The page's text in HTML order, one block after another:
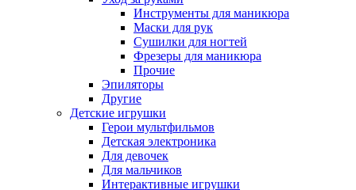
Инструменты для маникюра
Маски для рук
Сушилки для ногтей
Фрезеры для маникюра
Прочие
Эпиляторы
Другие
Детские игрушки
Герои мультфильмов
Детская электроника
Для девочек
Для мальчиков
Интерактивные игрушки